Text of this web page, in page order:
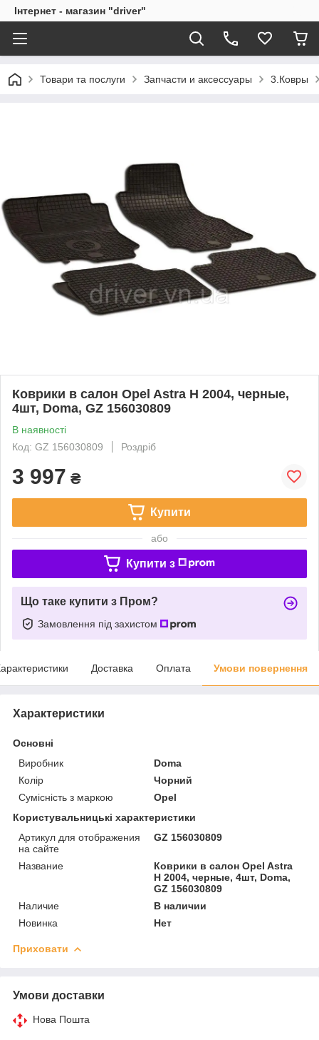
Інтернет - магазин "driver"
Товари та послуги Запчасти и аксессуары 3.Ковры
Коврики в салон Opel Astra H 2004, черные,
4шт, Doma, GZ 156030809
В наявності
Код: GZ 156030809
Роздріб
3 997 ₴
Купити
або
Купити з
Що таке купити з Пром?
Замовлення під захистом
Доставка Оплата Умови повернення
Характеристики
Основні
Виробник
Doma
Колір
Чорний
Сумісність з маркою
Opel
Користувальницькі характеристики
Артикул для отображения
на сайте
GZ 156030809
Название
Коврики в салон Opel Astra
H 2004, черные, 4шт, Doma,
GZ 156030809
Наличие
В наличии
Новинка
Нет
Приховати
Умови доставки
Нова Пошта